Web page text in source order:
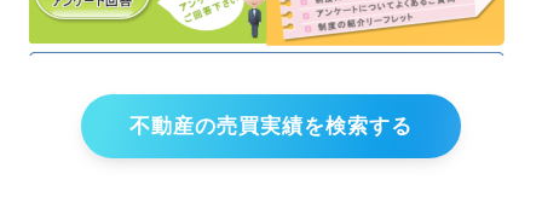
不動産の売買実績を検索する